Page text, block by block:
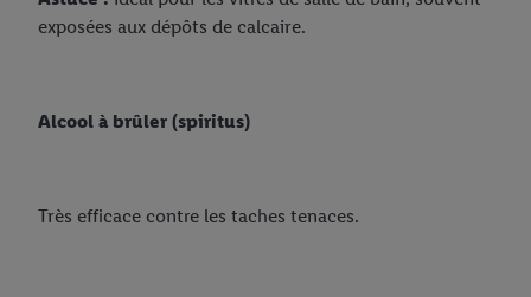
exposées aux dépôts de calcaire.
Alcool à brûler (spiritus)
Très efficace contre les taches tenaces.